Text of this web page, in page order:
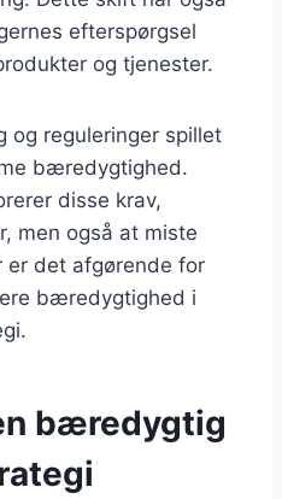
efterspørgsel
og tjenester.
og reguleringer spillet
bæredygtighed.
disse krav,
men også at miste
er det afgørende for
bæredygtighed i
bæredygtig